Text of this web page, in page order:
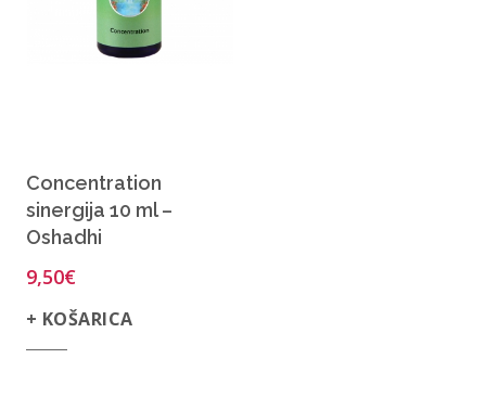
Concentration
sinergija 10 ml –
Oshadhi
9,50€
+ KOŠARICA